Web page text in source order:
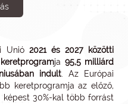
Unió 2021 és 2027 közötti
keretprogramja 95,5 milliárd
indult. Az Európai
keretprogramja az előző,
képest 30%-kal több forrást